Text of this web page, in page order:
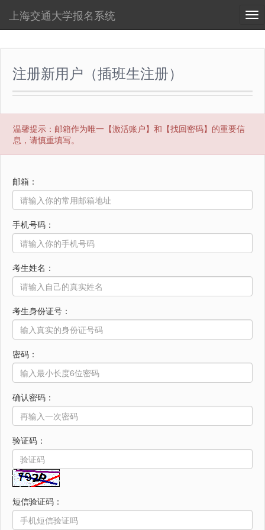
上海交通大学报名系统
注册新用户（插班生注册）
温馨提示：邮箱作为唯一【激活账户】和【找回密码】的重要信
息，请慎重填写。
邮箱：
手机号码：
考生姓名：
考生身份证号：
密码：
确认密码：
验证码：
短信验证码：